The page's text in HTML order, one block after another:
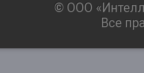
© ООО
Все